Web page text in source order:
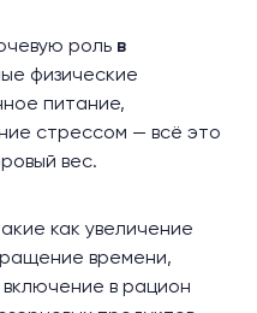
роль в
физические
питание,
стрессом — всё это
вес.
как увеличение
времени,
в рацион